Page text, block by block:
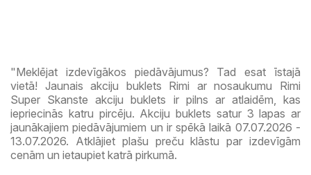
"Meklējat izdevīgākos piedāvājumus? Tad esat īstajā
vietā! Jaunais akciju buklets Rimi ar nosaukumu Rimi
Super Skanste akciju buklets ir pilns ar atlaidēm, kas
iepriecinās katru pircēju. Akciju buklets satur 3 lapas ar
jaunākajiem piedāvājumiem un ir spēkā laikā 07.07.2026 -
13.07.2026. Atklājiet plašu preču klāstu par izdevīgām
cenām un ietaupiet katrā pirkumā.